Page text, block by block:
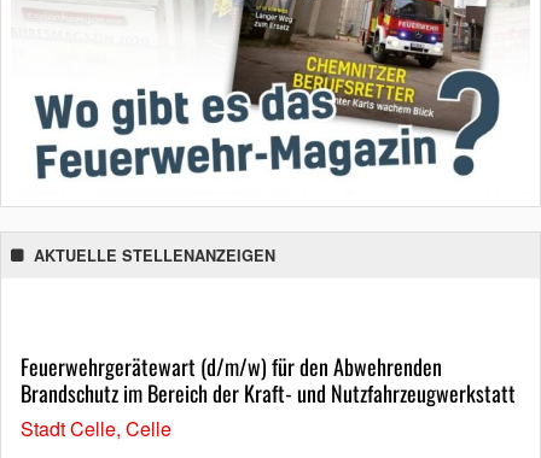
AKTUELLE STELLENANZEIGEN
Feuerwehrgerätewart (d/m/w) für den Abwehrenden
Brandschutz im Bereich der Kraft- und Nutzfahrzeugwerkstatt
Stadt Celle, Celle